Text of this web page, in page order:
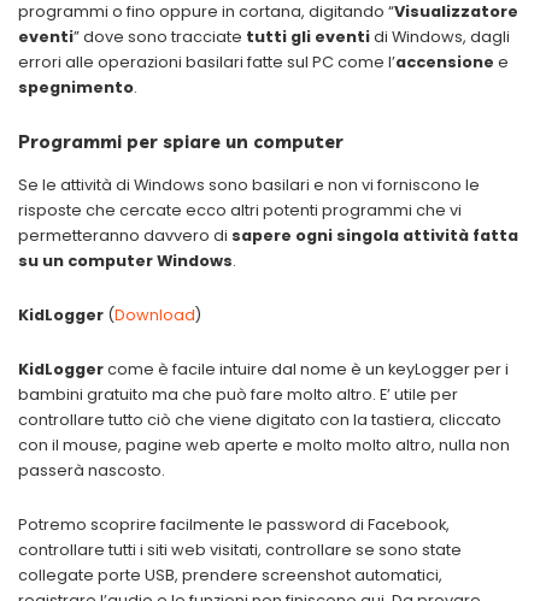
programmi o fino oppure in cortana, digitando “Visualizzatore
eventi” dove sono tracciate tutti gli eventidi Windows, dagli
errori alle operazioni basilari fatte sul PC come l’accensione e
spegnimento.
Programmi per spiare un computer
Se le attività di Windows sono basilari e non vi forniscono le
risposte che cercate ecco altri potenti programmi che vi
permetteranno davvero di sapere ogni singola attività fatta
su un computer Windows.
KidLogger (Download)
KidLoggercome è facile intuire dal nome è un keyLogger per i
bambini gratuito ma che può fare molto altro. E’ utile per
controllare tutto ciò che viene digitato con la tastiera, cliccato
con il mouse, pagine web aperte e molto molto altro, nulla non
passerà nascosto.
Potremo scoprire facilmente le password di Facebook,
controllare tutti i siti web visitati, controllare se sono state
collegate porte USB, prendere screenshot automatici,